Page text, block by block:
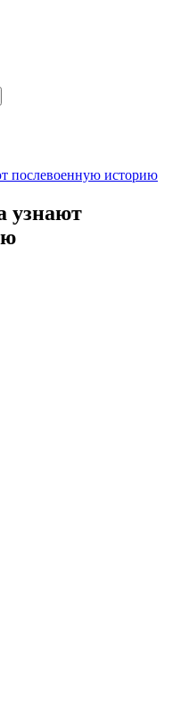
послевоенную историю
узнают